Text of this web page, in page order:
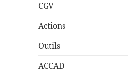
CGV
Actions
Outils
ACCAD